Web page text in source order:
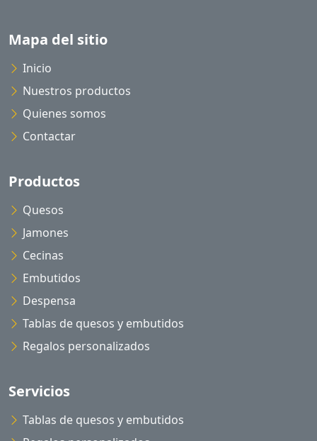
Mapa del sitio
Inicio
Nuestros productos
Quienes somos
Contactar
Productos
Quesos
Jamones
Cecinas
Embutidos
Despensa
Tablas de quesos y embutidos
Regalos personalizados
Servicios
Tablas de quesos y embutidos